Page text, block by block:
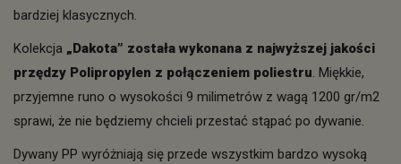
bardziej klasycznych.
Kolekcja „Dakota” została wykonana z najwyższej jakości
przędzy Polipropylen z połączeniem poliestru. Miękkie,
przyjemne runo o wysokości 9 milimetrów z wagą 1200 gr/m2
sprawi, że nie będziemy chcieli przestać stąpać po dywanie.
Dywany PP wyróżniają się przede wszystkim bardzo wysoką